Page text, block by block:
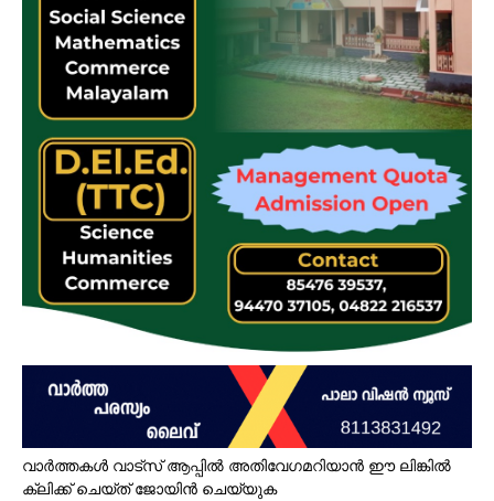
വാർത്തകൾ വാട്സ് ആപ്പിൽ അതിവേഗമറിയാൻ ഈ ലിങ്കിൽ
ക്ലിക്ക് ചെയ്ത് ജോയിൻ ചെയ്യുക